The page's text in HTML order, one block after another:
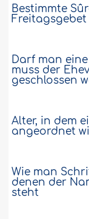
Bestimmte
Darf man
muss der
geschlossen
Alter, in dem
angeordnet
Wie man
denen der
steht